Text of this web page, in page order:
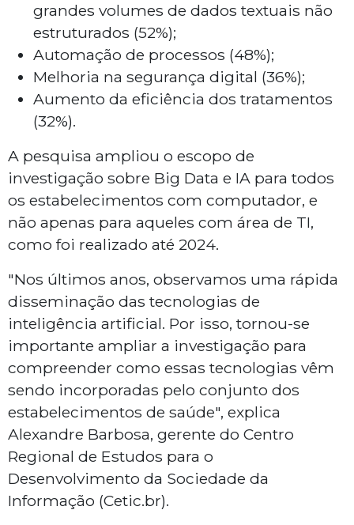
grandes volumes de dados textuais não
estruturados (52%);
Automação de processos (48%);
Melhoria na segurança digital (36%);
Aumento da eficiência dos tratamentos
(32%).
A pesquisa ampliou o escopo de
investigação sobre Big Data e IA para todos
os estabelecimentos com computador, e
não apenas para aqueles com área de TI,
como foi realizado até 2024.
"Nos últimos anos, observamos uma rápida
disseminação das tecnologias de
inteligência artificial. Por isso, tornou-se
importante ampliar a investigação para
compreender como essas tecnologias vêm
sendo incorporadas pelo conjunto dos
estabelecimentos de saúde", explica
Alexandre Barbosa, gerente do Centro
Regional de Estudos para o
Desenvolvimento da Sociedade da
Informação (Cetic.br).